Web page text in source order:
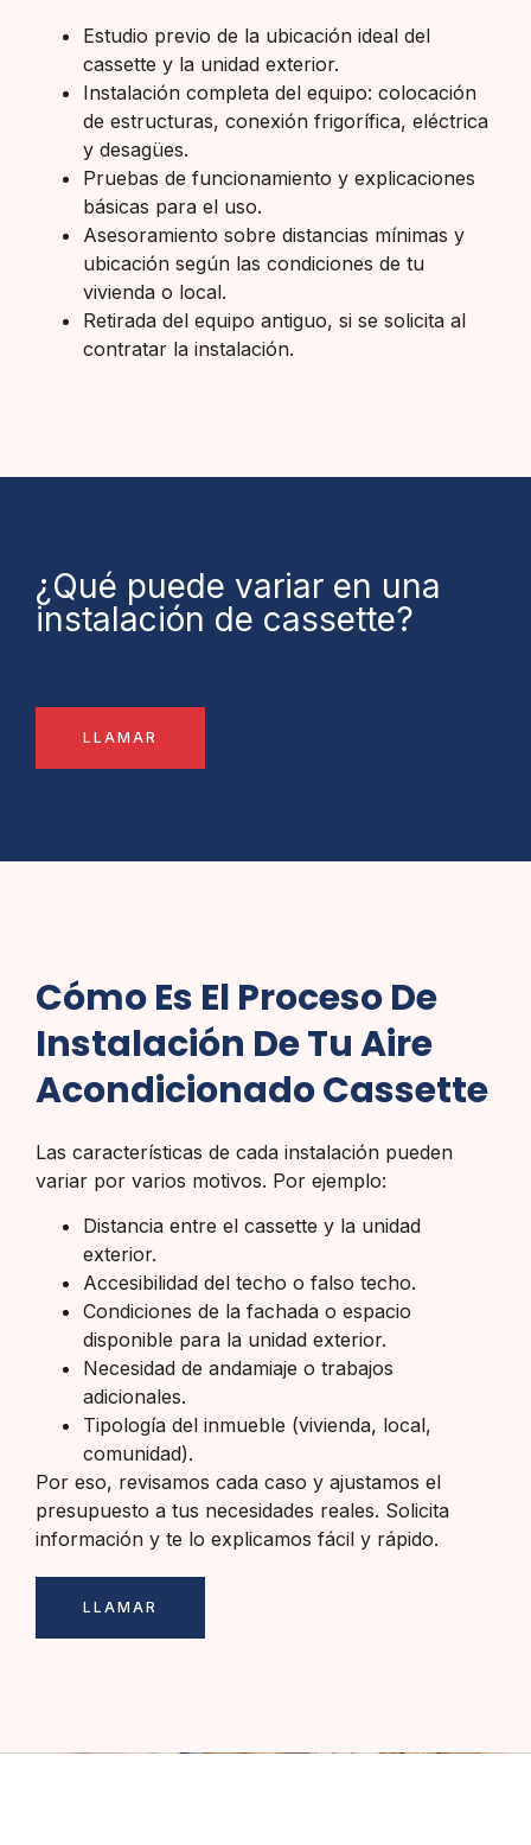
Estudio previo de la ubicación ideal del
cassette y la unidad exterior.
Instalación completa del equipo: colocación
de estructuras, conexión frigorífica, eléctrica
y desagües.
Pruebas de funcionamiento y explicaciones
básicas para el uso.
Asesoramiento sobre distancias mínimas y
ubicación según las condiciones de tu
vivienda o local.
Retirada del equipo antiguo, si se solicita al
contratar la instalación.
¿Qué puede variar en una
instalación de cassette?
LLAMAR
Cómo Es El Proceso De
Instalación De Tu Aire
Acondicionado Cassette
Las características de cada instalación pueden
variar por varios motivos. Por ejemplo:
Distancia entre el cassette y la unidad
exterior.
Accesibilidad del techo o falso techo.
Condiciones de la fachada o espacio
disponible para la unidad exterior.
Necesidad de andamiaje o trabajos
adicionales.
Tipología del inmueble (vivienda, local,
comunidad).
Por eso, revisamos cada caso y ajustamos el
presupuesto a tus necesidades reales. Solicita
información y te lo explicamos fácil y rápido.
LLAMAR